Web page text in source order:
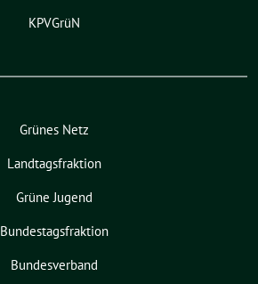
KPVGrüN
Grünes Netz
Landtagsfraktion
Grüne Jugend
Bundestagsfraktion
Bundesverband